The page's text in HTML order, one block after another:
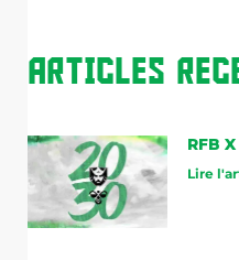
Articles
RFB
Lire